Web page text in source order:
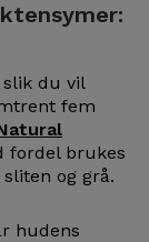
du vil
fem
fordel brukes
og grå.
hudens